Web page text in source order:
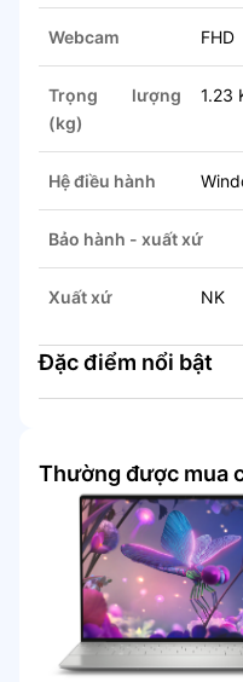
Webcam FHD
Trọng lượng
(kg)
1.23
Hệ điều hành
Bảo hành - xuất xứ
Xuất xứ NK
Đặc điểm nổi bật
Thường được mua